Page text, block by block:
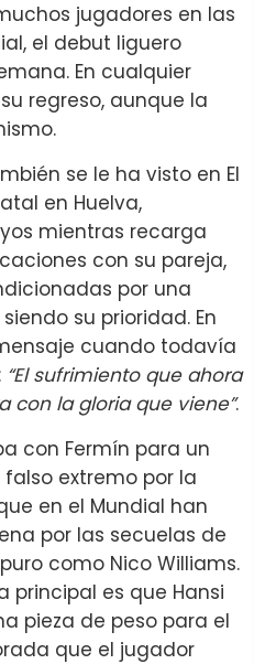
jugadores en las
el debut liguero
En cualquier
regreso, aunque la
se le ha visto en El
en Huelva,
mientras recarga
con su pareja,
por una
su prioridad. En
cuando todavía
“El sufrimiento que ahora
con la gloria que viene”.
con Fermín para un
extremo por la
en el Mundial han
por las secuelas de
como Nico Williams.
principal es que Hansi
pieza de peso para el
que el jugador